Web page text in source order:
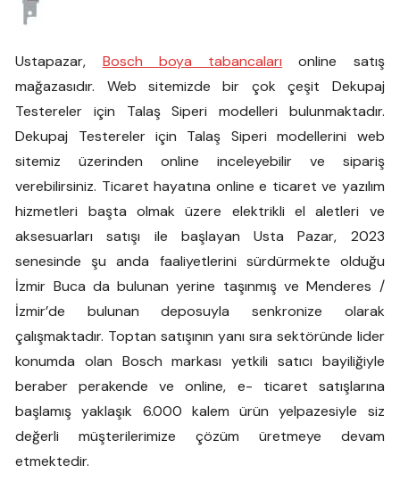
Ustapazar, Bosch boya tabancaları online satış
mağazasıdır. Web sitemizde bir çok çeşit Dekupaj
Testereler için Talaş Siperi modelleri bulunmaktadır.
Dekupaj Testereler için Talaş Siperi modellerini web
sitemiz üzerinden online inceleyebilir ve sipariş
verebilirsiniz. Ticaret hayatına online e ticaret ve yazılım
hizmetleri başta olmak üzere elektrikli el aletleri ve
aksesuarları satışı ile başlayan Usta Pazar, 2023
senesinde şu anda faaliyetlerini sürdürmekte olduğu
İzmir Buca da bulunan yerine taşınmış ve Menderes /
İzmir’de bulunan deposuyla senkronize olarak
çalışmaktadır. Toptan satışının yanı sıra sektöründe lider
konumda olan Bosch markası yetkili satıcı bayiliğiyle
beraber perakende ve online, e- ticaret satışlarına
başlamış yaklaşık 6.000 kalem ürün yelpazesiyle siz
değerli müşterilerimize çözüm üretmeye devam
etmektedir.